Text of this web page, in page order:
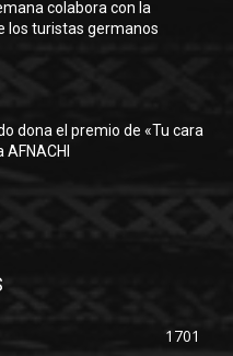
colabora con la
los turistas germanos
dona el premio de «Tu cara
1701